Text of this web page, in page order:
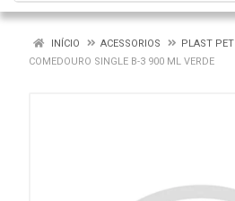
INÍCIO ACESSORIOS
PLAST PET
COMEDOURO SINGLE B-3 900 ML VERDE